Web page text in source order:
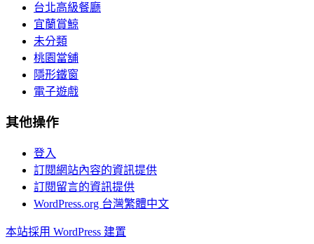
台北高級餐廳
宜蘭賞鯨
未分類
桃園當舖
隱形鐵窗
電子遊戲
其他操作
登入
訂閱網站內容的資訊提供
訂閱留言的資訊提供
WordPress.org 台灣繁體中文
本站採用 WordPress 建置